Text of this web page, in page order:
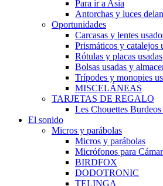
Para ir a Asia
Antorchas y luces
Oportunidades
Carcasas y lentes
Prismáticos y catalejos
Rótulas y placas usadas
Bolsas usadas y
Trípodes y monopies
MISCELÁNEAS
TARJETAS DE REGALO
Les Chouettes
El sonido
Micros y parábolas
Micros y parábolas
Micrófonos para
BIRDFOX
DODOTRONIC
TELINGA